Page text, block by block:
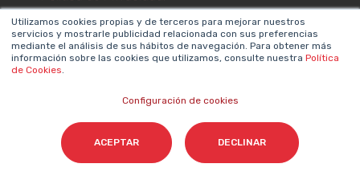
Utilizamos cookies propias y de terceros para mejorar nuestros
servicios y mostrarle publicidad relacionada con sus preferencias
mediante el análisis de sus hábitos de navegación. Para obtener más
información sobre las cookies que utilizamos, consulte nuestra Política
de Cookies.
Configuración de cookies
ACEPTAR DECLINAR
Cyberclick @ 2026. Todos los derechos reservados